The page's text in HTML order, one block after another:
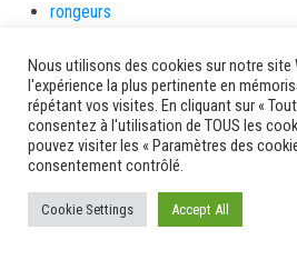
rongeurs
Saint-Esprit
Saint-Pierre
Sainte-Marie
santé
Santé et prévention
Saveurs artisanes
Nous utilisons des cookies sur notre site
l'expérience la plus pertinente en
répétant vos visites. En cliquant sur «
consentez à l'utilisation de TOUS les
pouvez visiter les « Paramètres des
consentement contrôlé.
Cookie Settings Accept All